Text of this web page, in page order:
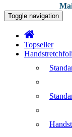
Toggle navigation
Topseller